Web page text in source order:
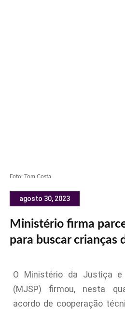
Foto: Tom Costa
agosto 30, 2023
Ministério firma
para buscar crianças
O Ministério da Justiça e
(MJSP) firmou, nesta
acordo de cooperação